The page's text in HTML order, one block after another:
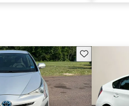
Guarda este Aviso